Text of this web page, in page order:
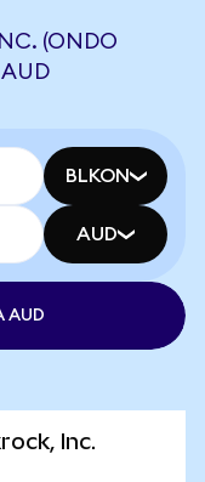
(ONDO
BLKON
AUD
AUD
Inc.